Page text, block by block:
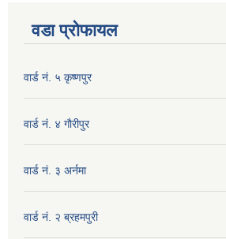
वडा प्रोफायल
वार्ड नं. ५ कृष्णपुर
वार्ड नं. ४ गाैरीपुर
वार्ड नं. ३ अर्नमा
वार्ड नं. २ ब्रहमपुरी